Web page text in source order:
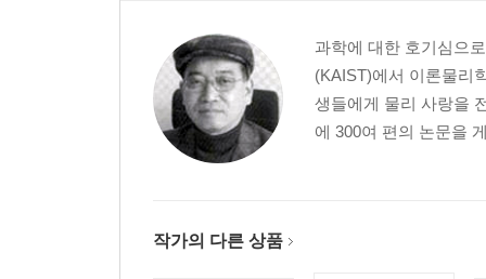
광섬유의 발견_유리 막대에 갇힌 빛
저손실 광섬유의 발명과 광통신_더 효율적으로 많
네 번째 만남. 양자광학의 탄생
광자의 생성·소멸 연산자_광자 한 개를 어디로 보
파동방정식과 전자기파_파동은 어떻게 나타낼까?
과학에 대한 호기심으
(KAIST)에서 이론물리
생들에게 물리 사랑을
에 300여 편의 논문을
작가의 다른 상품